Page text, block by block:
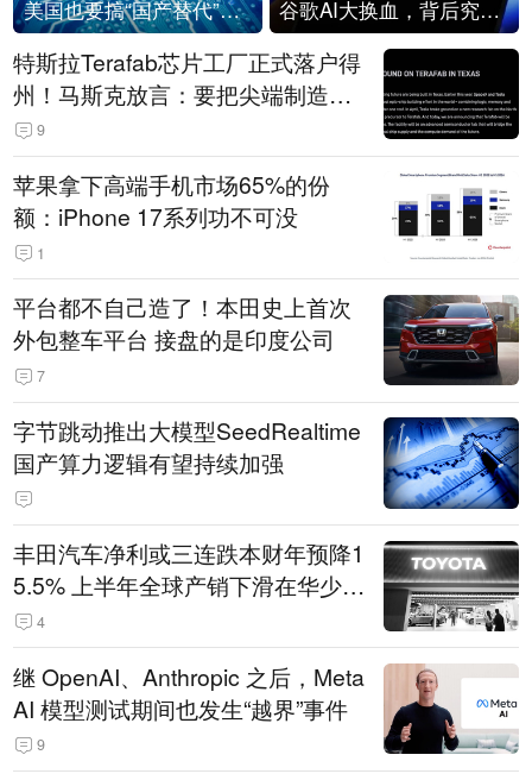
美国也要搞“国产替代”？先算清三笔账 谷歌AI大换血，背后究竟发生了什么？
特斯拉Terafab芯片工厂正式落户得
州！马斯克放言：要把尖端制造带
回美国
9
苹果拿下高端手机市场65%的份
额：iPhone 17系列功不可没
1
平台都不自己造了！本田史上首次
外包整车平台 接盘的是印度公司
7
字节跳动推出大模型SeedRealtime
国产算力逻辑有望持续加强
丰田汽车净利或三连跌本财年预降1
5.5% 上半年全球产销下滑在华少卖
14.3万辆
4
继 OpenAI、Anthropic 之后，Meta
AI 模型测试期间也发生“越界”事件
9